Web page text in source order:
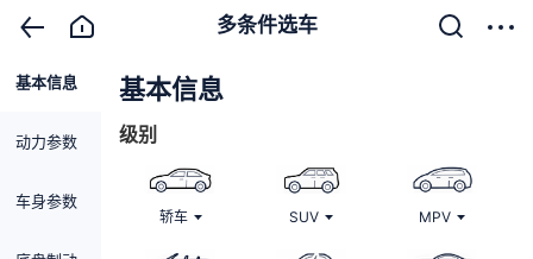
多条件选车
基本信息
动力参数
车身参数
基本信息
级别
轿车 SUV MPV